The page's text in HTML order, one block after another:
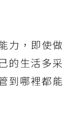
力，即使做
的生活多采
到哪裡都能